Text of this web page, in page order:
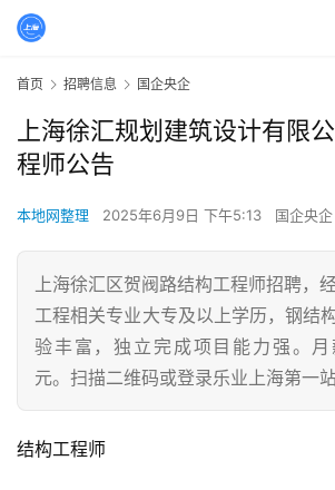
首页 招聘信息 国企央企
上海徐汇规划建筑设计有限
程师公告
本地网整理 2025年6月9日 下午5:13 国企央企
上海徐汇区贺阀路结构工程师招聘，
工程相关专业大专及以上学历，钢结
验丰富，独立完成项目能力强。月
元。扫描二维码或登录乐业上海第一站
结构工程师